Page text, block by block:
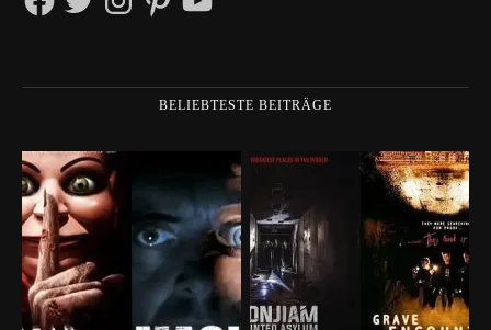
BELIEBTESTE BEITRÄGE